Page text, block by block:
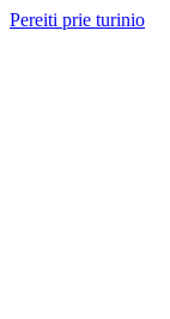
Pereiti prie turinio